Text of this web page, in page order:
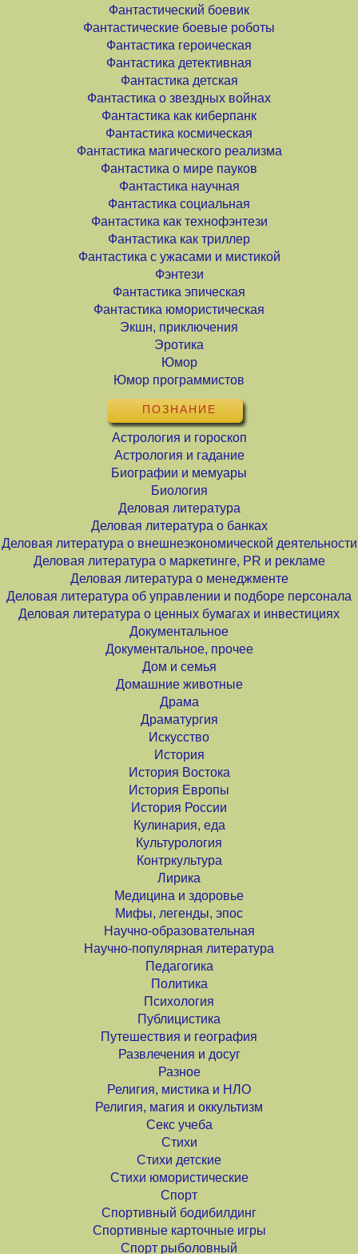
Фантастический боевик
Фантастические боевые роботы
Фантастика героическая
Фантастика детективная
Фантастика детская
Фантастика о звездных войнах
Фантастика как киберпанк
Фантастика космическая
Фантастика магического реализма
Фантастика о мире пауков
Фантастика научная
Фантастика социальная
Фантастика как технофэнтези
Фантастика как триллер
Фантастика с ужасами и мистикой
Фэнтези
Фантастика эпическая
Фантастика юмористическая
Экшн, приключения
Эротика
Юмор
Юмор программистов
ПОЗНАНИЕ
Астрология и гороскоп
Астрология и гадание
Биографии и мемуары
Биология
Деловая литература
Деловая литература о банках
Деловая литература о внешнеэкономической деятельности
Деловая литература о маркетинге, PR и рекламе
Деловая литература о менеджменте
Деловая литература об управлении и подборе персонала
Деловая литература о ценных бумагах и инвестициях
Документальное
Документальное, прочее
Дом и семья
Домашние животные
Драма
Драматургия
Искусство
История
История Востока
История Европы
История России
Кулинария, еда
Культурология
Контркультура
Лирика
Медицина и здоровье
Мифы, легенды, эпос
Научно-образовательная
Научно-популярная литература
Педагогика
Политика
Психология
Публицистика
Путешествия и география
Развлечения и досуг
Разное
Религия, мистика и НЛО
Религия, магия и оккультизм
Секс учеба
Стихи
Стихи детские
Стихи юмористические
Спорт
Спортивный бодибилдинг
Спортивные карточные игры
Спорт рыболовный